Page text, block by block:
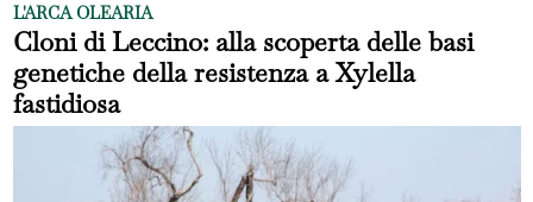
L'ARCA OLEARIA
Cloni di Leccino: alla scoperta delle basi
genetiche della resistenza a Xylella
fastidiosa